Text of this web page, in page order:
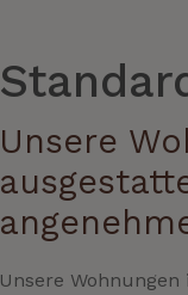
Unsere
Unsere